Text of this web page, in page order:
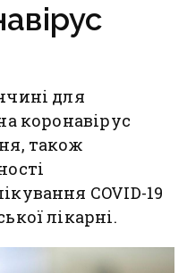
для
коронавірус
також
COVID-19
лікарні.